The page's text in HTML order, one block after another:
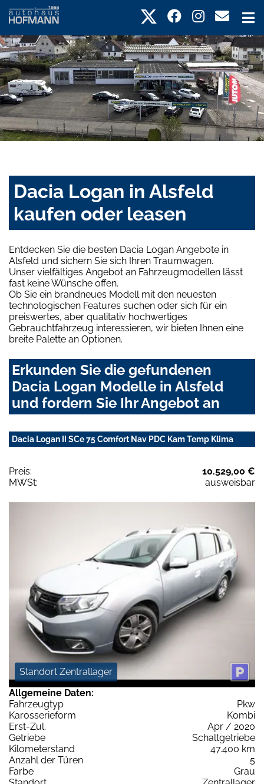
Dacia Logan in Alsfeld
kaufen oder leasen
Entdecken Sie die besten Dacia Logan Angebote in
Alsfeld und sichern Sie sich Ihren Traumwagen.
Unser vielfältiges Angebot an Fahrzeugmodellen lässt
fast keine Wünsche offen.
Ob Sie ein brandneues Modell mit den neuesten
technologischen Features suchen oder sich für ein
preiswertes, aber qualitativ hochwertiges
Gebrauchtfahrzeug interessieren, wir bieten Ihnen eine
breite Palette an Optionen.
Erkunden Sie die gefundenen
Dacia Logan Modelle in Alsfeld
und fordern Sie Ihr Angebot an
Dacia Logan II SCe 75 Comfort Nav PDC Kam Temp Klima
Preis:
10.529,00 €
MWSt:
ausweisbar
Standort Zentrallager
Allgemeine Daten:
Fahrzeugtyp
Pkw
Karosserieform
Kombi
Erst-Zul.
Apr / 2020
Getriebe
Schaltgetriebe
Kilometerstand
47.400 km
Anzahl der Türen
5
Farbe
Grau